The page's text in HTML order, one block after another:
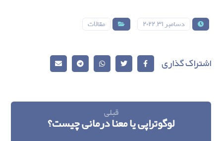
دسامبر ۳۱, ۲۰۲۲ مقالات
قبلی
لوگوتراپی یا معنا درمانی چیست؟